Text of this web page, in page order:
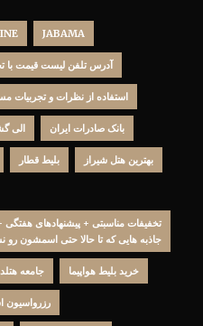
JABAMA
آدرس تلفن لیست قیمت با
استفاده از نظرات و تجربیات
الی بانک صادرات ایران
بلیط قطار بهترین هتل شیراز
تخفیفات مناسبتی + پیشنهادهای
جاذبه هایی که تا حالا حتی اسمشون رو
جامعه خرید بلیط هواپیما
رزرواسیون